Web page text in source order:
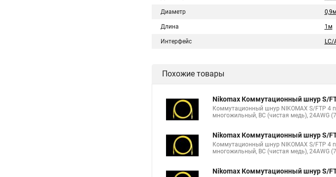
Диаметр
Длина 1м
Интерфейс LC/
Похожие товары
Nikomax Коммутационный шнур S/
Коммутационный шнур NIKOMAX S/FTP 4
многожильный, BC (чистая медь), 24AWG
Nikomax Коммутационный шнур S/
Коммутационный шнур NIKOMAX S/FTP 4
многожильный, BC (чистая медь), 24AWG
Nikomax Коммутационный шнур S/